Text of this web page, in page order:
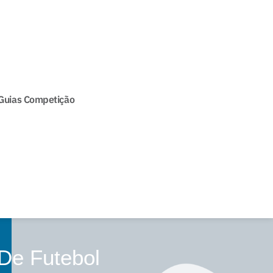
Competição
Futebol